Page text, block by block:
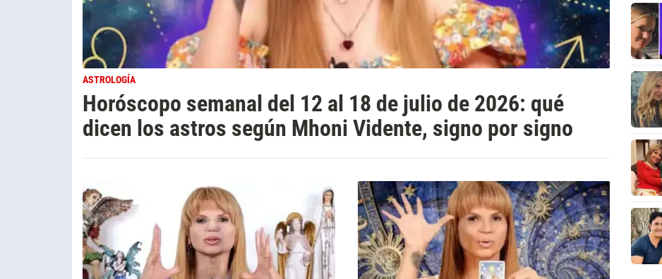
ASTROLOGÍA
Horóscopo semanal del 12 al 18 de julio de 2026: qué
dicen los astros según Mhoni Vidente, signo por signo